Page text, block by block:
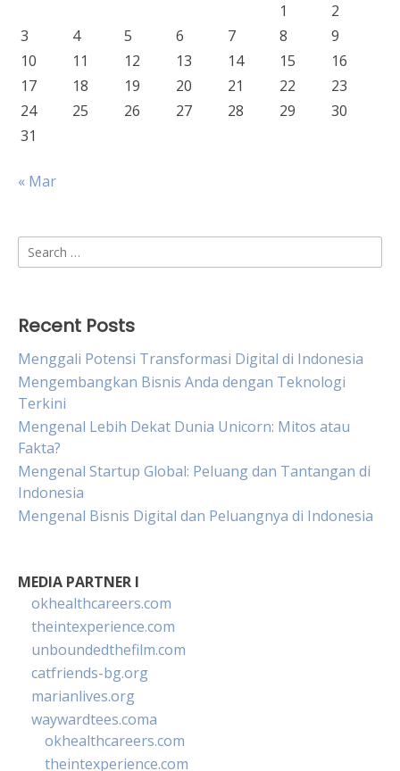
1
2
3
4 5 6 7 8
9
10
11 12 13 14 15
16
17
18 19 20 21 22
23
24
25 26 27 28 29
30
31
« Mar
Search
for:
Recent Posts
Menggali Potensi Transformasi Digital di Indonesia
Mengembangkan Bisnis Anda dengan Teknologi
Terkini
Mengenal Lebih Dekat Dunia Unicorn: Mitos atau
Fakta?
Mengenal Startup Global: Peluang dan Tantangan di
Indonesia
Mengenal Bisnis Digital dan Peluangnya di Indonesia
MEDIA PARTNER I
okhealthcareers.com
theintexperience.com
unboundedthefilm.com
catfriends-bg.org
marianlives.org
waywardtees.coma
okhealthcareers.com
theintexperience.com